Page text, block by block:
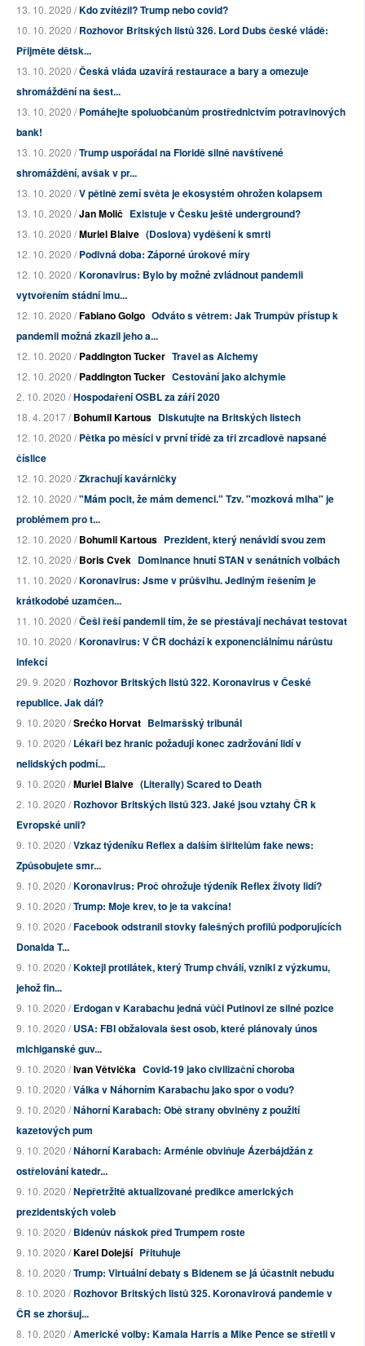
13. 10. 2020 /Kdo zvítězil? Trump nebo covid?
10. 10. 2020 /Rozhovor Britských listů 326. Lord Dubs české vládě:
Přijměte dětsk...
13. 10. 2020 /Česká vláda uzavírá restaurace a bary a omezuje
shromáždění na šest...
13. 10. 2020 /Pomáhejte spoluobčanům prostřednictvím potravinových
bank!
13. 10. 2020 /Trump uspořádal na Floridě silně navštívené
shromáždění, avšak v pr...
13. 10. 2020 /V pětině zemí světa je ekosystém ohrožen kolapsem
13. 10. 2020 /Jan Molič Existuje v Česku ještě underground?
13. 10. 2020 /Muriel Blaive (Doslova) vyděšení k smrti
12. 10. 2020 /Podivná doba: Záporné úrokové míry
12. 10. 2020 /Koronavirus: Bylo by možné zvládnout pandemii
vytvořením stádní imu...
12. 10. 2020 /Fabiano Golgo Odváto s větrem: Jak Trumpův přístup k
pandemii možná zkazil jeho a...
12. 10. 2020 /Paddington Tucker Travel as Alchemy
12. 10. 2020 /Paddington Tucker Cestování jako alchymie
2. 10. 2020 /Hospodaření OSBL za září 2020
18. 4. 2017 /Bohumil Kartous Diskutujte na Britských listech
12. 10. 2020 /Pětka po měsíci v první třídě za tři zrcadlově napsané
číslice
12. 10. 2020 /Zkrachují kavárničky
12. 10. 2020 /"Mám pocit, že mám demenci." Tzv. "mozková mlha" je
problémem pro t...
12. 10. 2020 /Bohumil Kartous Prezident, který nenávidí svou zem
12. 10. 2020 /Boris Cvek Dominance hnutí STAN v senátních volbách
11. 10. 2020 /Koronavirus: Jsme v průšvihu. Jediným řešením je
krátkodobé uzamčen...
11. 10. 2020 /Češi řeší pandemii tím, že se přestávají nechávat testovat
10. 10. 2020 /Koronavirus: V ČR dochází k exponenciálnímu nárůstu
infekcí
29. 9. 2020 /Rozhovor Britských listů 322. Koronavirus v České
republice. Jak dál?
9. 10. 2020 /Srećko Horvat Belmaršský tribunál
9. 10. 2020 /Lékaři bez hranic požadují konec zadržování lidí v
nelidských podmí...
9. 10. 2020 /Muriel Blaive (Literally) Scared to Death
2. 10. 2020 /Rozhovor Britských listů 323. Jaké jsou vztahy ČR k
Evropské unii?
9. 10. 2020 /Vzkaz týdeníku Reflex a dalším šiřitelům fake news:
Způsobujete smr...
9. 10. 2020 /Koronavirus: Proč ohrožuje týdeník Reflex životy lidí?
9. 10. 2020 /Trump: Moje krev, to je ta vakcína!
9. 10. 2020 /Facebook odstranil stovky falešných profilů podporujících
Donalda T...
9. 10. 2020 /Koktejl protilátek, který Trump chválí, vznikl z výzkumu,
jehož fin...
9. 10. 2020 /Erdogan v Karabachu jedná vůči Putinovi ze silné pozice
9. 10. 2020 /USA: FBI obžalovala šest osob, které plánovaly únos
michiganské guv...
9. 10. 2020 /Ivan Větvička Covid-19 jako civilizační choroba
9. 10. 2020 /Válka v Náhorním Karabachu jako spor o vodu?
9. 10. 2020 /Náhorní Karabach: Obě strany obviněny z použití
kazetových pum
9. 10. 2020 /Náhorní Karabach: Arménie obviňuje Ázerbájdžán z
ostřelování katedr...
9. 10. 2020 /Nepřetržitě aktualizované predikce amerických
prezidentských voleb
9. 10. 2020 /Bidenův náskok před Trumpem roste
9. 10. 2020 /Karel Dolejší Přituhuje
8. 10. 2020 /Trump: Virtuální debaty s Bidenem se já účastnit nebudu
8. 10. 2020 /Rozhovor Britských listů 325. Koronavirová pandemie v
ČR se zhoršuj...
8. 10. 2020 /Americké volby: Kamala Harris a Mike Pence se střetli v